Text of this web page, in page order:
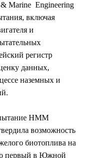
Marine  Engineering
включая
и
регистр
данных,
наземных и
HMM
возможность
биотоплива на
первый в Южной